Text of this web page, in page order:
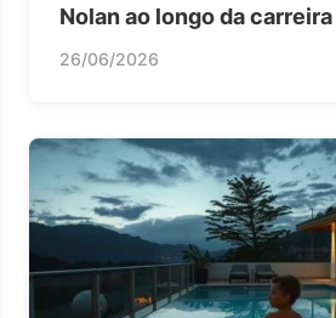
Nolan ao longo da carreira
26/06/2026